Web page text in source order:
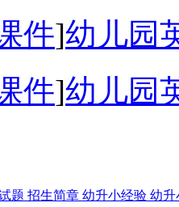
件]幼儿园
件]幼儿园
题 招生简章 幼升小经验 幼升